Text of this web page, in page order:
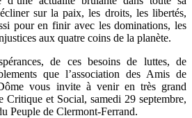
sur la paix, les droits, les libertés,
pour en finir avec les dominations, les
aux quatre coins de la planète.
de ces besoins de luttes, de
que l’association des Amis de
vous invite à venir en très grand
et Social, samedi 29 septembre,
Peuple de Clermont-Ferrand.